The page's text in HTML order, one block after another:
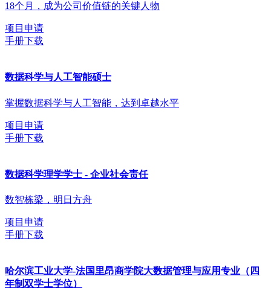
18个月，成为公司价值链的关键人物
项目申请
手册下载
数据科学与人工智能硕士
掌握数据科学与人工智能，达到卓越水平
项目申请
手册下载
数据科学理学学士 - 企业社会责任
数智栋梁，明日方舟
项目申请
手册下载
哈尔滨工业大学-法国里昂商学院大数据管理与应用专业（四
年制双学士学位）